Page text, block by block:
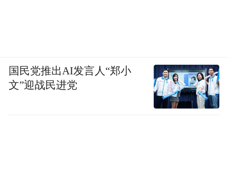
国民党推出AI发言人“郑小
文”迎战民进党